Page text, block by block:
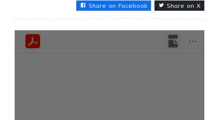
Share on Facebook Share on X